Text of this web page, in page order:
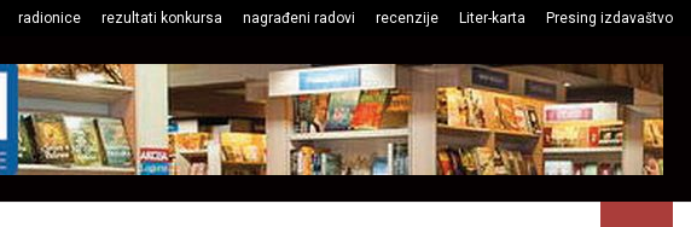
radionice rezultati konkursa nagrađeni radovi recenzije Liter-karta Presing izdavaštvo